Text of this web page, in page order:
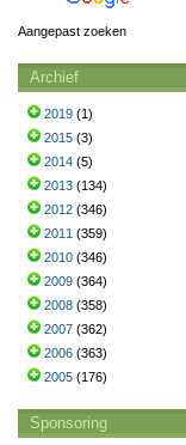
Aangepast zoeken
Archief
2019 (1)
2015 (3)
2014 (5)
2013 (134)
2012 (346)
2011 (359)
2010 (346)
2009 (364)
2008 (358)
2007 (362)
2006 (363)
2005 (176)
Sponsoring